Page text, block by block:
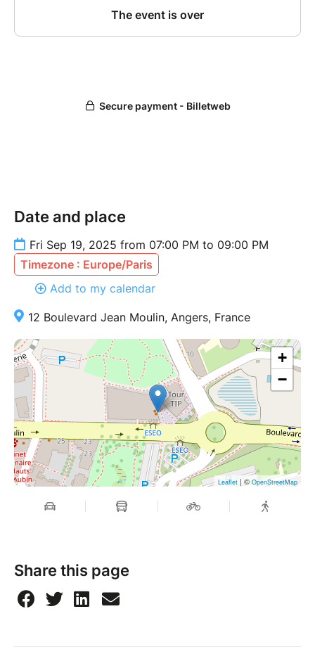
Date and place
Fri Sep 19, 2025 from 07:00 PM to 09:00 PM
Timezone : Europe/Paris
Add to my calendar
12 Boulevard Jean Moulin, Angers, France
+
−
Leaflet| © OpenStreetMap
Share this page